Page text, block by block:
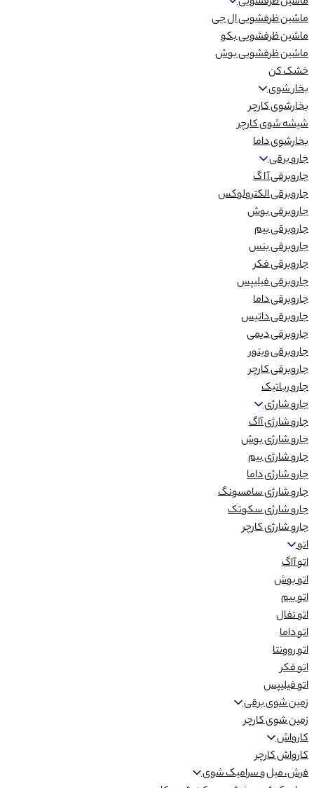
ماشین ظرفشویی ال جی
ماشین ظرفشویی بکو
ماشین ظرفشویی بوش
خشک کن
بخار شوی
بخارشوی کارچر
شیشه شوی کارچر
بخارشوی داما
جارو برقی
جاروبرقی آ ا گ
جاروبرقی الکترولوکس
جاروبرقی بوش
جاروبرقی بیم
جاروبرقی بنس
جاروبرقی فکر
جاروبرقی فیلیپس
جاروبرقی داما
جاروبرقی داتیس
جاروبرقی دیمی
جاروبرقی ویتور
جاروبرقی کارچر
جارو رباتیک
جارو شارژی
جارو شارژی آاگ
جارو شارژی بوش
جارو شارژی بیم
جارو شارژی داما
جارو شارژی سامسونگ
جارو شارژی سکوتک
جارو شارژی کارچر
اتو
اتو آاگ
اتو بوش
اتو بیم
اتو تفال
اتو داما
اتو روونتا
اتو فکر
اتو فیلیپس
زمین شوی برقی
زمین شوی کارچر
کارواش
کارواش کارچر
فرش، مبل و سرامیک شوی